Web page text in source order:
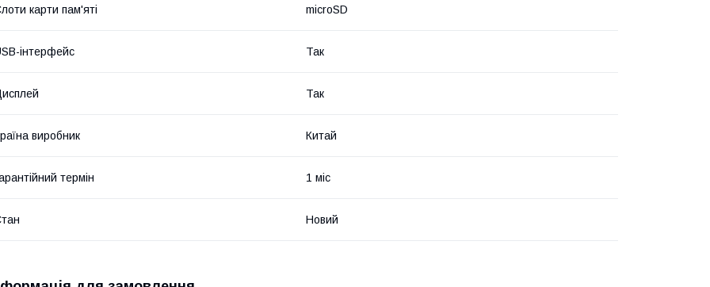
карти пам'яті microSD
інтерфейс Так
Так
виробник Китай
термін 1 міс
Новий